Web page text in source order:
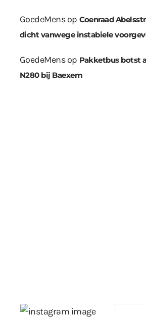
GoedeMensop Coenraad
dicht vanwege instabiele
GoedeMensop Pakketbus botst
N280 bij Baexem